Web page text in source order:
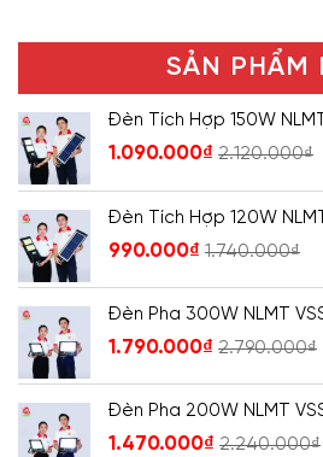
SẢN PHẨM
Đèn Tích Hợp 150W
1.090.000₫ 2.120.000₫
Đèn Tích Hợp 120W
990.000₫ 1.740.000₫
Đèn Pha 300W NLMT
1.790.000₫ 2.790.000₫
Đèn Pha 200W NLMT
1.470.000₫ 2.240.000₫